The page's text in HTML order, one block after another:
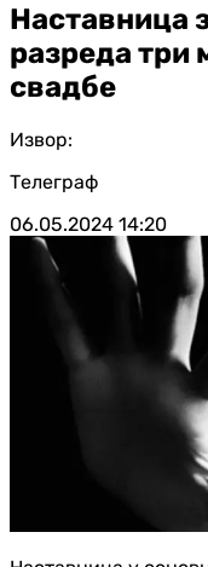
Наставница
разреда три
свадбе
Извор:
Телеграф
06.05.2024 14:20